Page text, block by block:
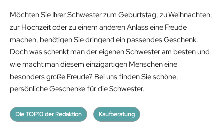
Möchten Sie Ihrer Schwester zum Geburtstag, zu Weihnachten,
zur Hochzeit oder zu einem anderen Anlass eine Freude
machen, benötigen Sie dringend ein passendes Geschenk.
Doch was schenkt man der eigenen Schwester am besten und
wie macht man diesem einzigartigen Menschen eine
besonders große Freude? Bei uns finden Sie schöne,
persönliche Geschenke für die Schwester.
Die TOP10 der Redaktion Kaufberatung